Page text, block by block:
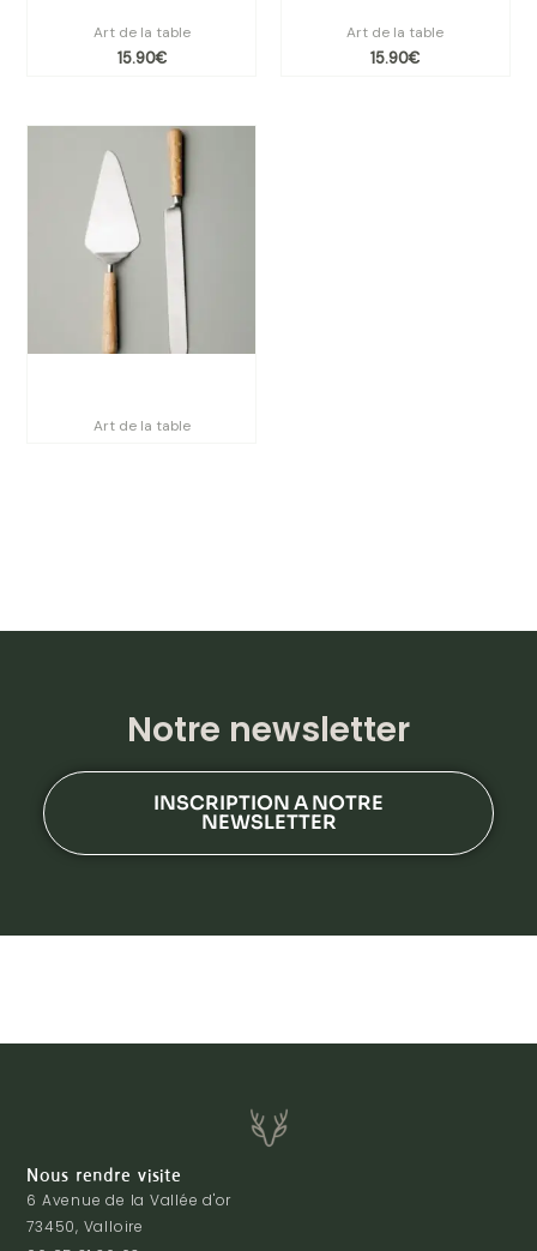
Art de la table
15.90€
Art de la table
15.90€
Art de la table
Notre newsletter
INSCRIPTION A NOTRE
NEWSLETTER
Nous rendre visite
6 Avenue de la Vallée d'or
73450, Valloire